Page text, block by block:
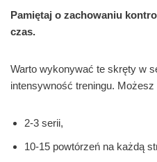
Pamiętaj o zachowaniu
czas.
Warto wykonywać te skręty w
intensywność treningu.
2-3 serii,
10-15 powtórzeń na każdą